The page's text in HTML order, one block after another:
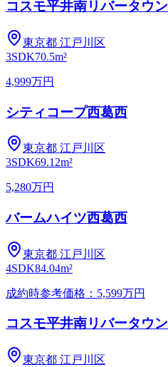
コスモ平井南リバータウン
東京都 江戸川区
3SDK70.5m²
4,999万円
シティコープ西葛西
東京都 江戸川区
3SDK69.12m²
5,280万円
バームハイツ西葛西
東京都 江戸川区
4SDK84.04m²
成約時参考価格：5,599万円
コスモ平井南リバータウン
東京都 江戸川区